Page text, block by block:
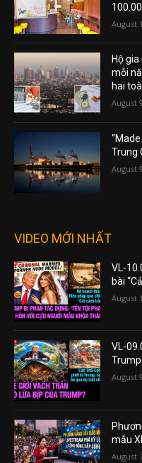
August
Hộ
mỗi
hai
August
Trung
August
VIDEO MỚI NHẤT
VL-
bài
August
VL-
August
mẫu
August